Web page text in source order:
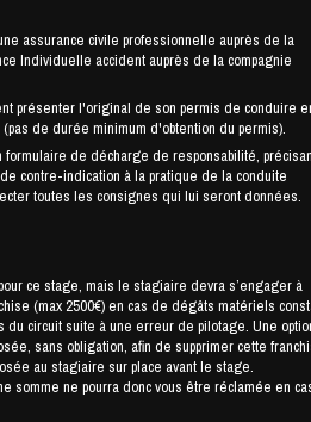
assurance civile professionnelle auprès de la
Individuelle accident auprès de la compagnie
présenter l'original de son permis de conduire
de durée minimum d'obtention du permis).
de décharge de responsabilité,
contre-indication à la pratique de la conduite
toutes les consignes qui lui seront données.
ce stage, mais le stagiaire devra s’engager à
(max 2500€) en cas de dégâts matériels
circuit suite à une erreur de pilotage. Une
sans obligation, afin de supprimer cette
au stagiaire sur place avant le stage.
somme ne pourra donc vous être réclamée en